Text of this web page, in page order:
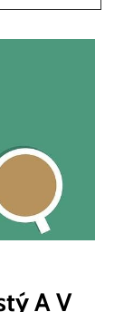
A V